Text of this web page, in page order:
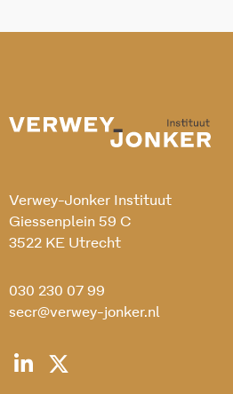
Verwey-Jonker Instituut
Giessenplein 59 C
3522 KE Utrecht
030 230 07 99
secr@verwey-jonker.nl